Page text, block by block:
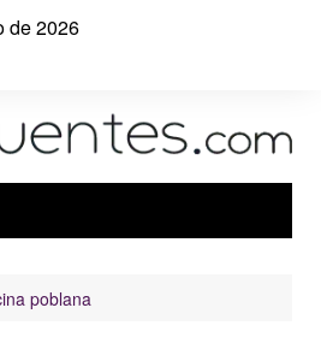
de 2026
poblana